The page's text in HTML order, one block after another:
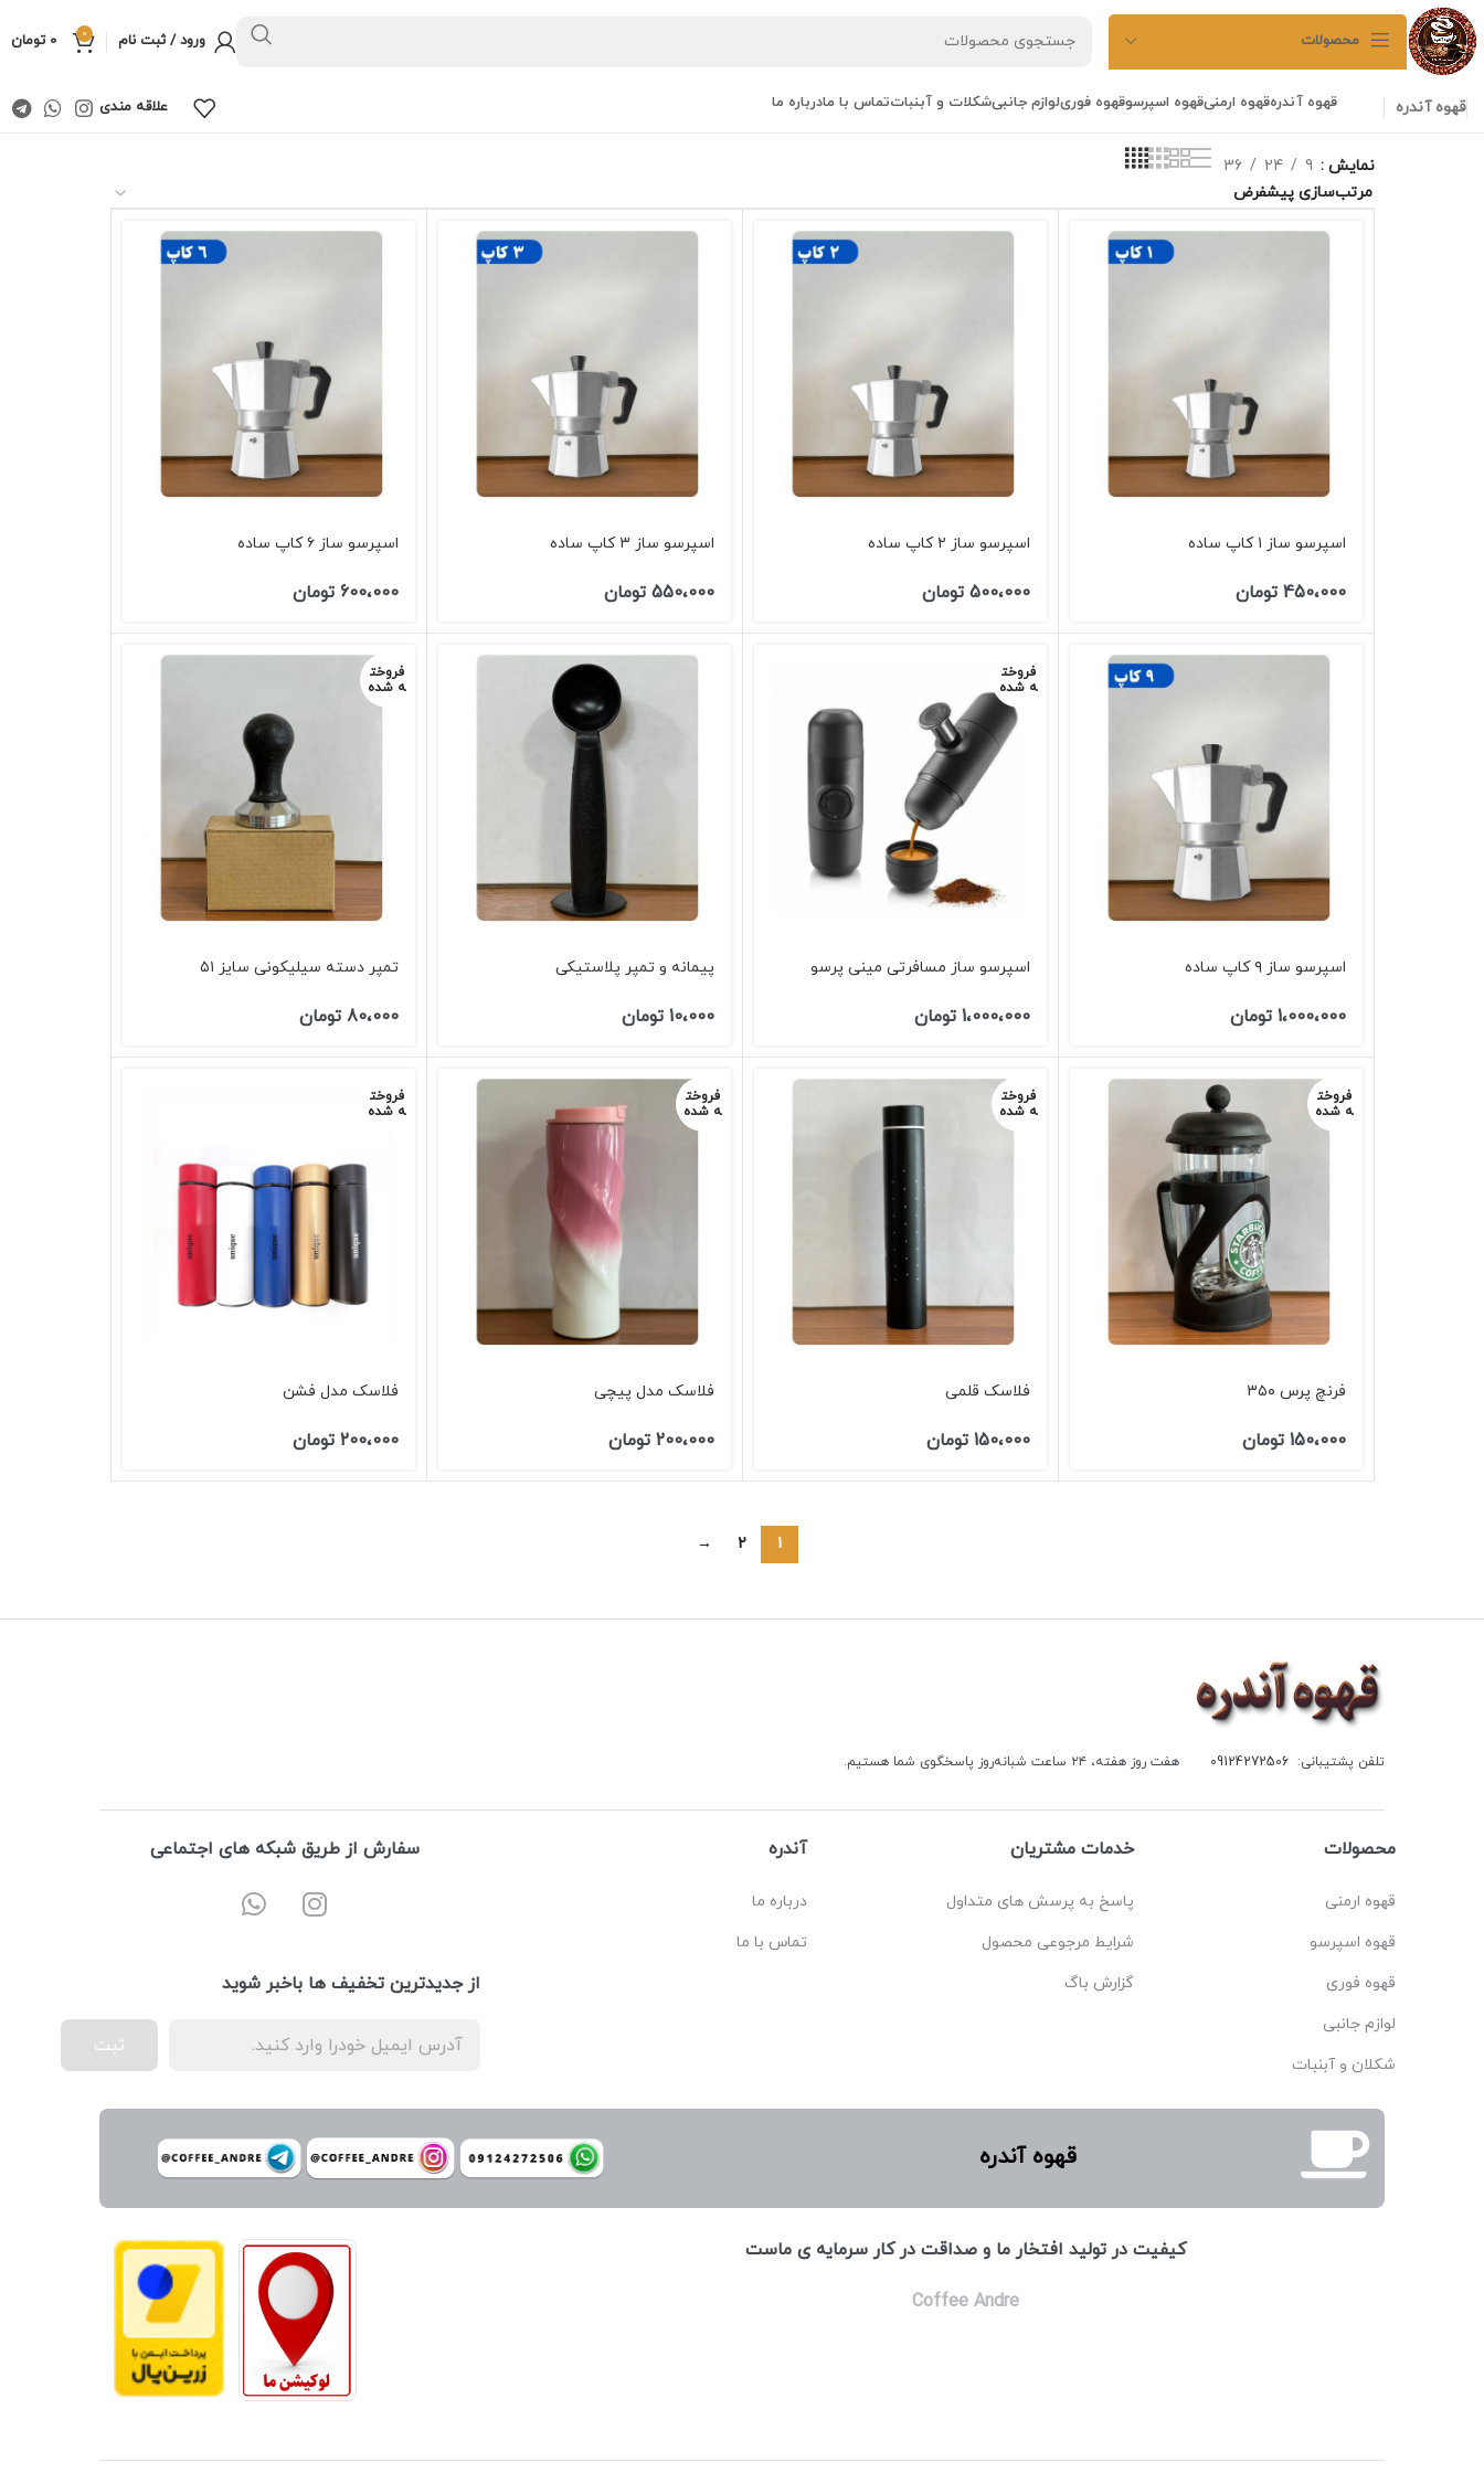
محصولات ورود / ثبت نام 0
0 تومان
قهوه آندره قهوه آندرهقهوه ارمنیقهوه اسپرسوقهوه فوریلوازم جانبیشکلات و آبنباتتماس با مادرباره ما علاقه مندی
نمایش 9
24
36
اسپرسو ساز ۱ کاپ ساده
450،000 تومان
اسپرسو ساز ۲ کاپ ساده
500،000 تومان
اسپرسو ساز ۳ کاپ ساده
550،000 تومان
اسپرسو ساز ۶ کاپ ساده
600،000 تومان
اسپرسو ساز ۹ کاپ ساده
1،000،000 تومان
فروخت
ه شده
اسپرسو ساز مسافرتی مینی پرسو
1،000،000 تومان
پیمانه و تمپر پلاستیکی
10،000 تومان
فروخت
ه شده
تمپر دسته سیلیکونی سایز ۵۱
80،000 تومان
فروخت
ه شده
فرنچ پرس ۳۵۰
150،000 تومان
فروخت
ه شده
فلاسک قلمی
150،000 تومان
فروخت
ه شده
فلاسک مدل پیچی
200،000 تومان
فروخت
ه شده
فلاسک مدل فشن
200،000 تومان
1
2
→
تلفن پشتیبانی: 09124272506 هفت روز هفته، ۲۴ ساعت شبانه‌روز پاسخگوی شما هستیم.
محصولات
قهوه ارمنی
قهوه اسپرسو
قهوه فوری
لوازم جانبی
شکلان و آبنبات
خدمات مشتریان
پاسخ به پرسش های متداول
شرایط مرجوعی محصول
گزارش باگ
آندره
درباره ما
تماس با ما
سفارش از طریق شبکه های اجتماعی
از جدیدترین تخفیف ها باخبر شوید
ثبت
قهوه آندره
كيفيت در توليد افتخار ما و صداقت در كار سرمايه ی ماست
Coffee Andre